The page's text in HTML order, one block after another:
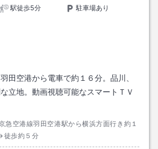
駅徒歩5分
駐車場あり
田空港から電車で約１６分。品川、
立地。動画視聴可能なスマートＴＶ
急空港線羽田空港駅から横浜方面行き約１
徒歩約５分